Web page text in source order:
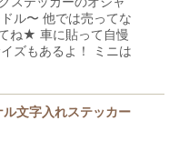
ル〜 他では売ってな
ね★ 車に貼って自慢
ズもあるよ！ ミニは
文字入れステッカー